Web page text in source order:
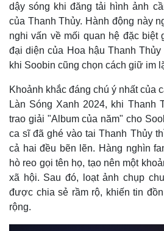
Kinh tế
Bất động sản
Khởi nghiệp
Thị
Giá
Tỷ
Giá
dậy sóng khi đăng tải hình ảnh
của Thanh Thủy. Hành động này
nghi vấn về mối quan hệ đặc biệt
đại diện của Hoa hậu Thanh
khi Soobin cũng chọn cách giữ im
Khoảnh khắc đáng chú ý nhất của
Làn Sóng Xanh 2024, khi Thanh
trao giải "Album của năm" cho
ca sĩ đã ghé vào tai Thanh Thủy
cả hai đều bẽn lẽn. Hàng nghìn
hò reo gọi tên họ, tạo nên một
xã hội. Sau đó, loạt ảnh chụp
được chia sẻ rầm rộ, khiến tin
rộng.